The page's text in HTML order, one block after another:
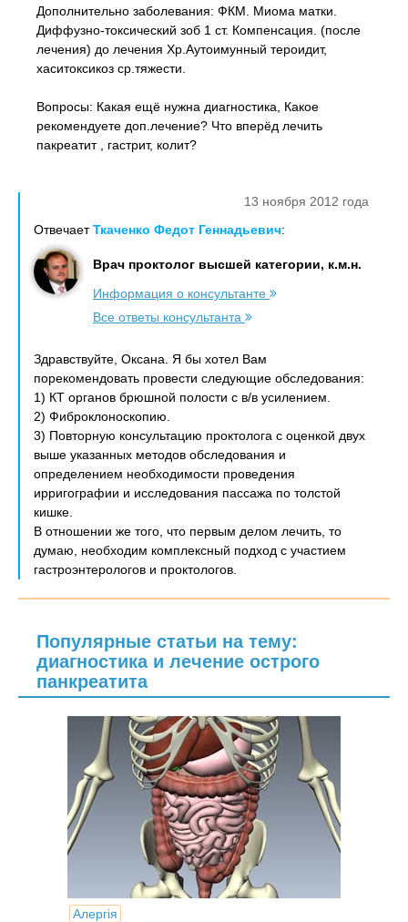
Дополнительно заболевания: ФКМ. Миома матки.
Диффузно-токсический зоб 1 ст. Компенсация. (после
лечения) до лечения Хр.Аутоимунный тероидит,
хаситоксикоз ср.тяжести.
Вопросы: Какая ещё нужна диагностика, Какое
рекомендуете доп.лечение? Что вперёд лечить
пакреатит , гастрит, колит?
13 ноября 2012 года
ОтвечаетТкаченко Федот Геннадьевич:
Врач проктолог высшей категории, к.м.н.
Информация о консультанте
Все ответы консультанта
Здравствуйте, Оксана. Я бы хотел Вам
порекомендовать провести следующие обследования:
1) КТ органов брюшной полости с в/в усилением.
2) Фиброклоноскопию.
3) Повторную консультацию проктолога с оценкой двух
выше указанных методов обследования и
определением необходимости проведения
ирригографии и исследования пассажа по толстой
кишке.
В отношении же того, что первым делом лечить, то
думаю, необходим комплексный подход с участием
гастроэнтерологов и проктологов.
Популярные статьи на тему:
диагностика и лечение острого
панкреатита
Алергія